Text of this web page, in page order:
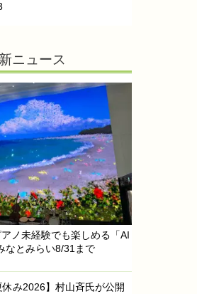
ニュース
アノ未経験でも楽しめる「AI
なとみらい8/31まで
休み2026】村山斉氏が公開